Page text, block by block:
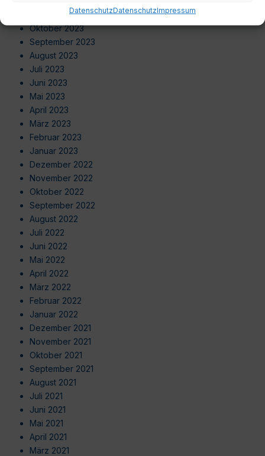
DatenschutzDatenschutzImpressum
November 2023
Oktober 2023
September 2023
August 2023
Juli 2023
Juni 2023
Mai 2023
April 2023
März 2023
Februar 2023
Januar 2023
Dezember 2022
November 2022
Oktober 2022
September 2022
August 2022
Juli 2022
Juni 2022
Mai 2022
April 2022
März 2022
Februar 2022
Januar 2022
Dezember 2021
November 2021
Oktober 2021
September 2021
August 2021
Juli 2021
Juni 2021
Mai 2021
April 2021
März 2021